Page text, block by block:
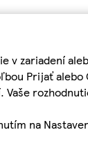
v zariadení
Prijať
na